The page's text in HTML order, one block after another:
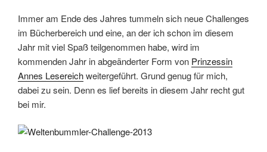
Immer am Ende des Jahres tummeln sich neue Challenges
im Bücherbereich und eine, an der ich schon im diesem
Jahr mit viel Spaß teilgenommen habe, wird im
kommenden Jahr in abgeänderter Form von Prinzessin
Annes Lesereichweitergeführt. Grund genug für mich,
dabei zu sein. Denn es lief bereits in diesem Jahr recht gut
bei mir.